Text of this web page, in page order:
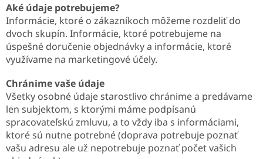
Aké údaje potrebujeme?
Informácie, ktoré o zákazníkoch môžeme rozdeliť do
dvoch skupín. Informácie, ktoré potrebujeme na
úspešné doručenie objednávky a informácie, ktoré
využívame na marketingové účely.
Chránime vaše údaje
Všetky osobné údaje starostlivo chránime a predávame
len subjektom, s ktorými máme podpísanú
spracovateľskú zmluvu, a to vždy iba s informáciami,
ktoré sú nutne potrebné (doprava potrebuje poznať
vašu adresu ale už nepotrebuje poznať počet vašich